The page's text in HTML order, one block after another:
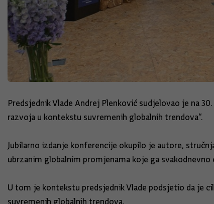
Predsjednik Vlade Andrej Plenković sudjelovao je na
razvoja u kontekstu suvremenih globalnih trendova“.
Jubilarno izdanje konferencije okupilo je autore,
ubrzanim globalnim promjenama koje ga svakodnevno
U tom je kontekstu predsjednik Vlade podsjetio da je
suvremenih globalnih trendova.